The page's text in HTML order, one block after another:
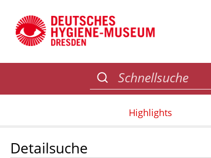
Highlights
Detailsuche